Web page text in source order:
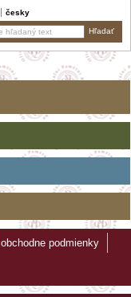
česky
obchodne podmienky